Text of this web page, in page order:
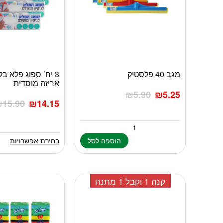
מגב 40 פלסטיק
₪5.90 ₪5.25
הוספה לסל
אריזה מוסדית
15.90 ₪14.15
למוצר
זה
מספר
לבחור
את
המוצר
בחירת אפשרויות
קנה 1 וקבל 1 מתנה